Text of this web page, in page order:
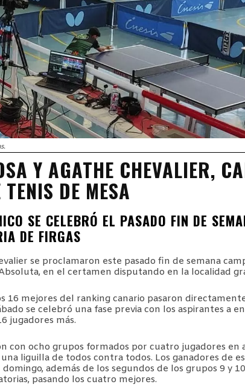
Y AGATHE CHEVALIER,
DE MESA
SE CELEBRÓ EL PASADO FIN DE
DE FIRGAS
se proclamaron este pasado fin de semana
en el certamen disputando en la localidad
16 mejores del ranking canario pasaron
se celebró una fase previa con los aspirantes a
jugadores más.
con ocho grupos formados por cuatro jugadores en
liguilla de todos contra todos. Los ganadores de
además de los segundos de los grupos 9 y
pasando los cuatro mejores.